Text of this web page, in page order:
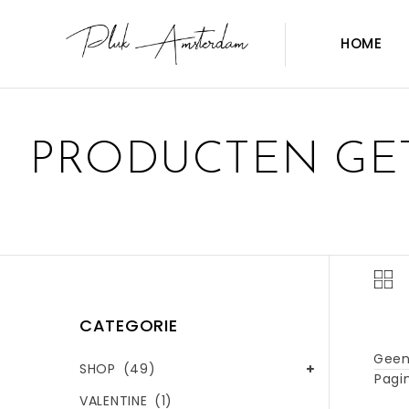
HOME
PRODUCTEN
CATEGORIE
SHOP (49)
VALENTINE (1)